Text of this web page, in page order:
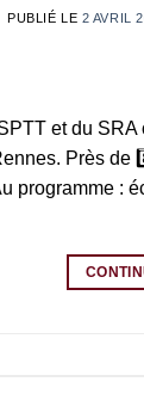
PUBLIÉ LE 2 AVRIL
et du
Près
programme :